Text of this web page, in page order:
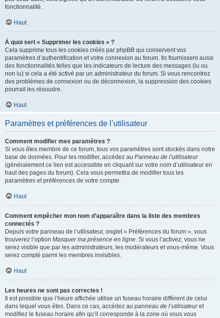
fonctionnalité.
Haut
À quoi sert « Supprimer les cookies » ?
Cela supprime tous les cookies créés par phpBB qui conservent vos
paramètres d’authentification et votre connexion au forum. Ils fournissent aussi
des fonctionnalités telles que les indicateurs de lecture des messages (lu ou
non lu) si cela a été activé par un administrateur du forum. Si vous rencontrez
des problèmes de connexion ou de déconnexion, la suppression des cookies
pourrait les résoudre.
Haut
Paramètres et préférences de l’utilisateur
Comment modifier mes paramètres ?
Si vous êtes membre de ce forum, tous vos paramètres sont stockés dans notre
base de données. Pour les modifier, accédez au Panneau de l’utilisateur
(généralement ce lien est accessible en cliquant sur votre nom d’utilisateur en
haut des pages du forum). Cela vous permettra de modifier tous les
paramètres et préférences de votre compte.
Haut
Comment empêcher mon nom d’apparaître dans la liste des membres
connectés ?
Depuis votre panneau de l’utilisateur, onglet « Préférences du forum », vous
trouverez l’option Masquer ma présence en ligne. Si vous l’activez, vous ne
serez visible que par les administrateurs, les modérateurs et vous-même. Vous
serez compté parmi les membres invisibles.
Haut
Les heures ne sont pas correctes !
Il est possible que l’heure affichée utilise un fuseau horaire différent de celui
dans lequel vous êtes. Dans ce cas, accédez au panneau de l’utilisateuret
modifiez le fuseau horaire afin qu’il corresponde à la zone où vous vous